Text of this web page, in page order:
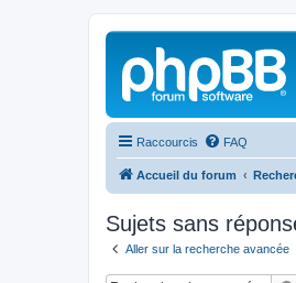
Raccourcis FAQ
Accueil du forum
Sujets sans
Aller sur la recherche avancée